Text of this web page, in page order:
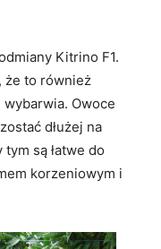
Kitrino F1.
że to również
Owoce
dłużej na
są łatwe do
korzeniowym i